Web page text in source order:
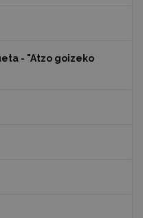
- "Atzo goizeko